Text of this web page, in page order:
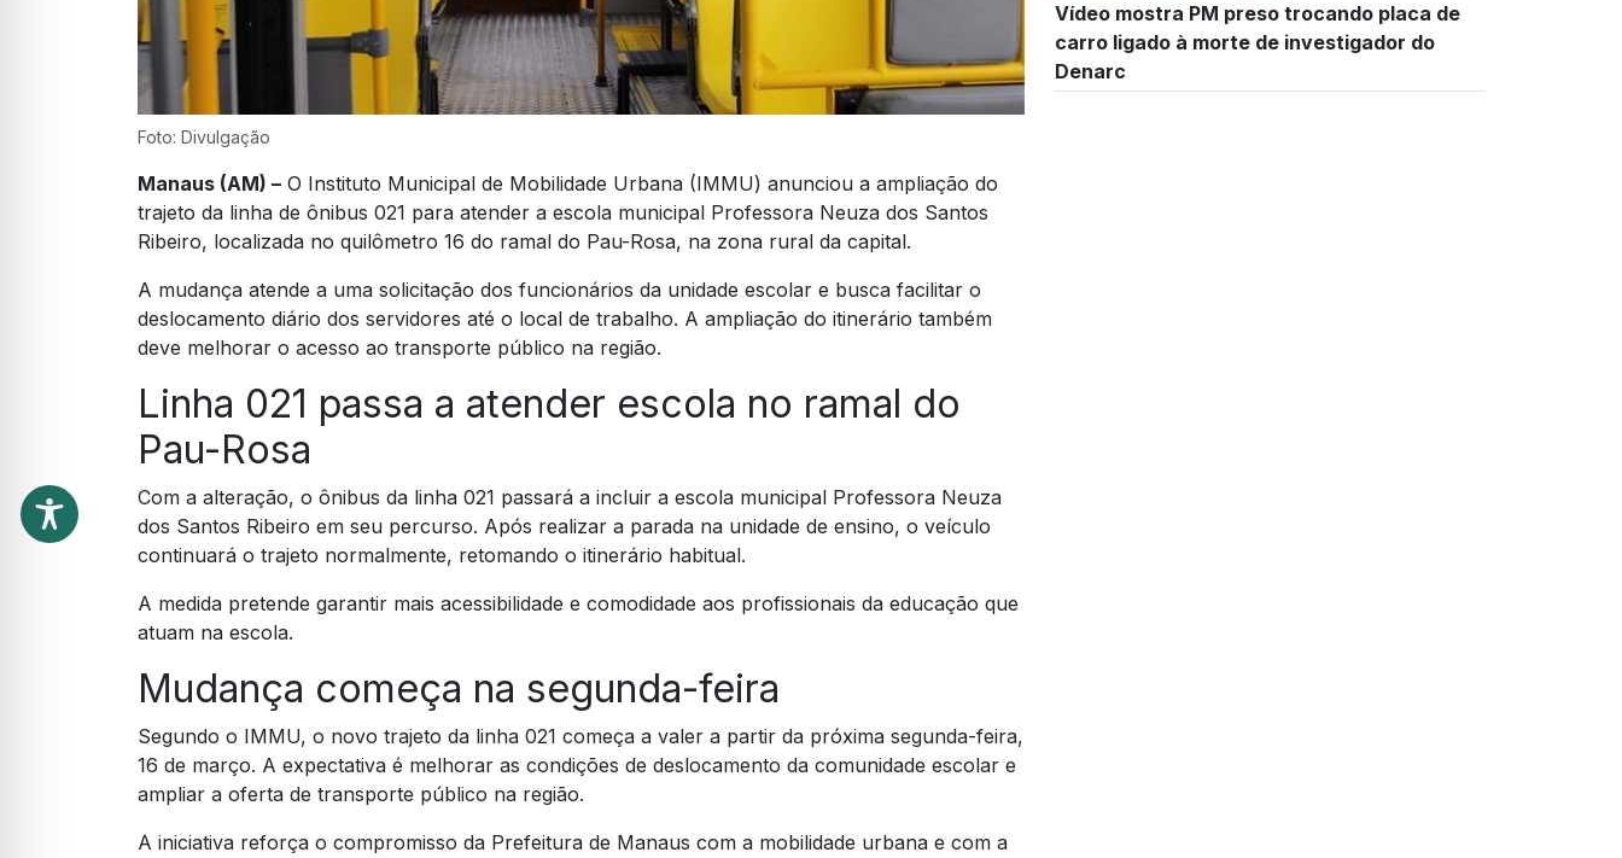
Foto: Divulgação
Manaus (AM) – O Instituto Municipal de Mobilidade Urbana (IMMU) anunciou a ampliação do
trajeto da linha de ônibus 021 para atender a escola municipal Professora Neuza dos Santos
Ribeiro, localizada no quilômetro 16 do ramal do Pau-Rosa, na zona rural da capital.
A mudança atende a uma solicitação dos funcionários da unidade escolar e busca facilitar o
deslocamento diário dos servidores até o local de trabalho. A ampliação do itinerário também
deve melhorar o acesso ao transporte público na região.
Linha 021 passa a atender escola no ramal do
Pau-Rosa
Com a alteração, o ônibus da linha 021 passará a incluir a escola municipal Professora Neuza
dos Santos Ribeiro em seu percurso. Após realizar a parada na unidade de ensino, o veículo
continuará o trajeto normalmente, retomando o itinerário habitual.
A medida pretende garantir mais acessibilidade e comodidade aos profissionais da educação que
atuam na escola.
Mudança começa na segunda-feira
Segundo o IMMU, o novo trajeto da linha 021 começa a valer a partir da próxima segunda-feira,
16 de março. A expectativa é melhorar as condições de deslocamento da comunidade escolar e
ampliar a oferta de transporte público na região.
A iniciativa reforça o compromisso da Prefeitura de Manaus com a mobilidade urbana e com a
Vídeo mostra PM preso trocando placa de
carro ligado à morte de investigador do
Denarc